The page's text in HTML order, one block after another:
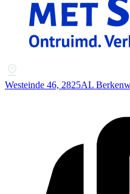
Westeinde 46, 2825AL